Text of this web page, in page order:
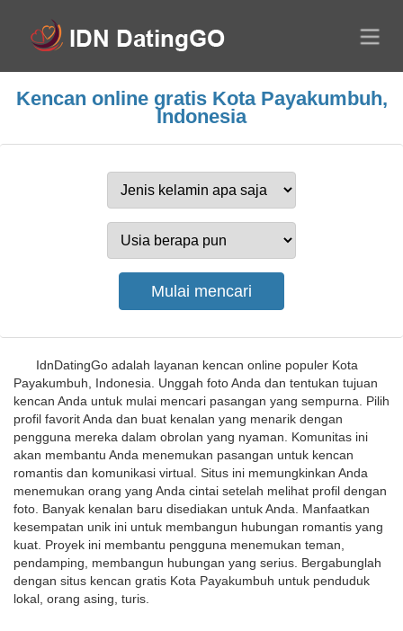
Kencan online gratis Kota Payakumbuh,
Indonesia
IdnDatingGo adalah layanan kencan online populer Kota
Payakumbuh, Indonesia. Unggah foto Anda dan tentukan tujuan
kencan Anda untuk mulai mencari pasangan yang sempurna. Pilih
profil favorit Anda dan buat kenalan yang menarik dengan
pengguna mereka dalam obrolan yang nyaman. Komunitas ini
akan membantu Anda menemukan pasangan untuk kencan
romantis dan komunikasi virtual. Situs ini memungkinkan Anda
menemukan orang yang Anda cintai setelah melihat profil dengan
foto. Banyak kenalan baru disediakan untuk Anda. Manfaatkan
kesempatan unik ini untuk membangun hubungan romantis yang
kuat. Proyek ini membantu pengguna menemukan teman,
pendamping, membangun hubungan yang serius. Bergabunglah
dengan situs kencan gratis Kota Payakumbuh untuk penduduk
lokal, orang asing, turis.